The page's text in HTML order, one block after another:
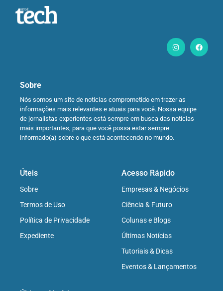
Sobre
Nós somos um site de notícias comprometido em trazer as
informações mais relevantes e atuais para você. Nossa equipe
de jornalistas experientes está sempre em busca das notícias
mais importantes, para que você possa estar sempre
informado(a) sobre o que está acontecendo no mundo.
Úteis
Sobre
Termos de Uso
Política de Privacidade
Expediente
Acesso Rápido
Empresas & Negócios
Ciência & Futuro
Colunas e Blogs
Últimas Notícias
Tutoriais & Dicas
Eventos & Lançamentos